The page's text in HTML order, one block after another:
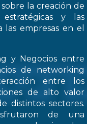
la creación de
y las
empresas en el
y Negocios entre
de networking
entre los
de alto valor
distintos sectores.
de una